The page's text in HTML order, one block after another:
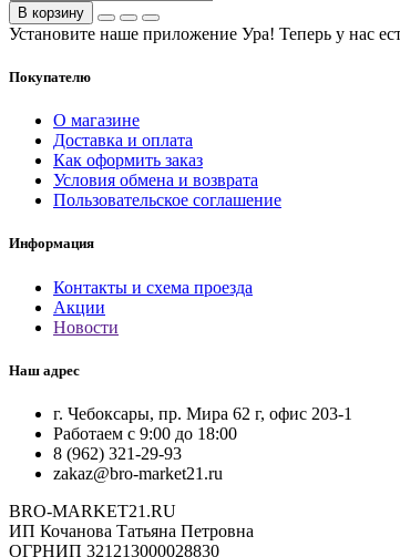
В корзину
Установите наше приложение Ура! Теперь у нас
Покупателю
О магазине
Доставка и оплата
Как оформить заказ
Условия обмена и возврата
Пользовательское соглашение
Информация
Контакты и схема проезда
Акции
Новости
Наш адрес
г. Чебоксары, пр. Мира 62 г, офис 203-1
Работаем с 9:00 до 18:00
8 (962) 321-29-93
zakaz@bro-market21.ru
BRO-MARKET21.RU
ИП Кочанова Татьяна Петровна
ОГРНИП 321213000028830